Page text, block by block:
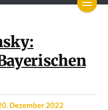
Dezember 2022